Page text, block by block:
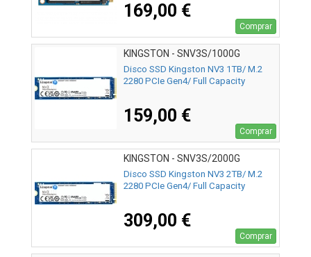
169,00 €
Comprar
KINGSTON - SNV3S/1000G
Disco SSD Kingston NV3 1TB/ M.2
2280 PCIe Gen4/ Full Capacity
159,00 €
Comprar
KINGSTON - SNV3S/2000G
Disco SSD Kingston NV3 2TB/ M.2
2280 PCIe Gen4/ Full Capacity
309,00 €
Comprar